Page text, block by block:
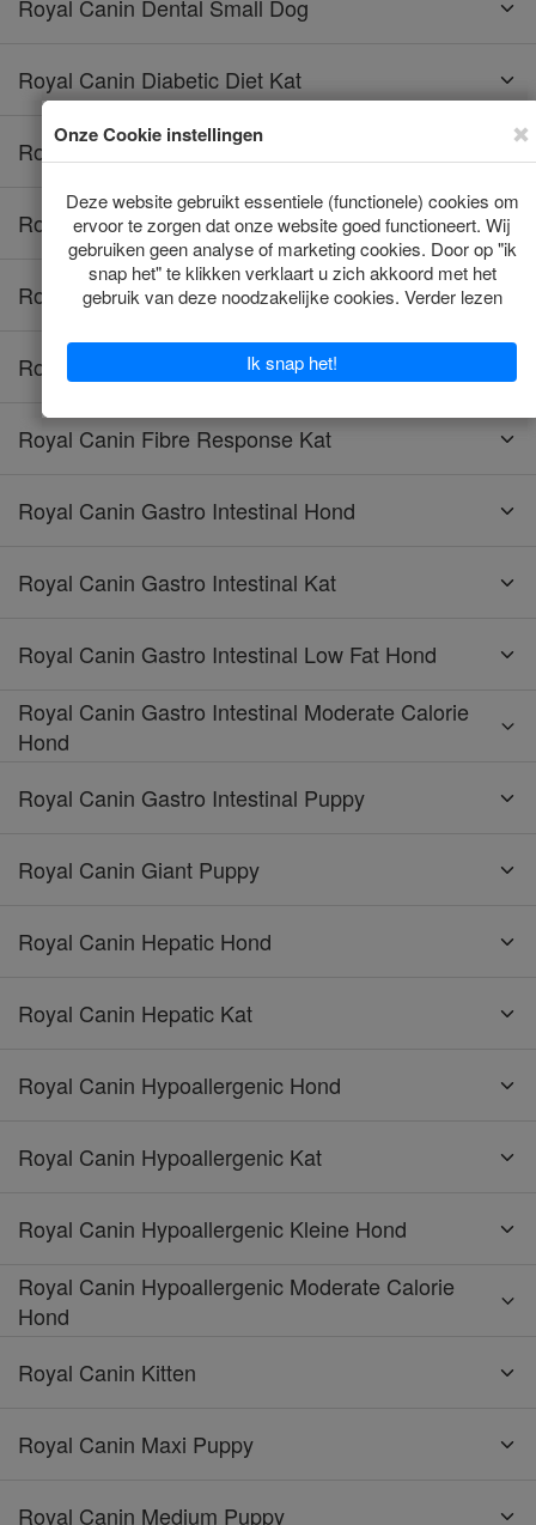
Royal Canin Dental Small Dog
Royal Canin Diabetic Diet Kat
Royal Canin Diabetic Hond
Royal Canin Educ Hond
Royal Canin Energy Hond
Royal Canin Fibre Response Hond
Royal Canin Fibre Response Kat
Royal Canin Gastro Intestinal Hond
Royal Canin Gastro Intestinal Kat
Royal Canin Gastro Intestinal Low Fat Hond
Royal Canin Gastro Intestinal Moderate Calorie
Hond
Royal Canin Gastro Intestinal Puppy
Royal Canin Giant Puppy
Royal Canin Hepatic Hond
Royal Canin Hepatic Kat
Royal Canin Hypoallergenic Hond
Royal Canin Hypoallergenic Kat
Royal Canin Hypoallergenic Kleine Hond
Royal Canin Hypoallergenic Moderate Calorie
Hond
Royal Canin Kitten
Royal Canin Maxi Puppy
Royal Canin Medium Puppy